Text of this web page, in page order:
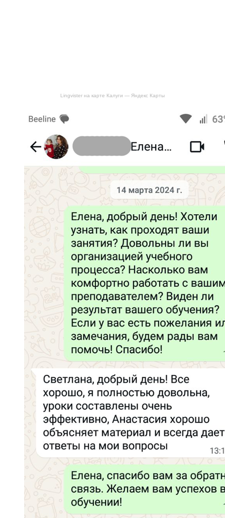
Lingvister на карте Калуги — Яндекс Карты